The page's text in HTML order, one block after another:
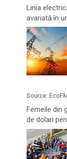
Linia
avariată în
Source:
Femeile din
de dolari